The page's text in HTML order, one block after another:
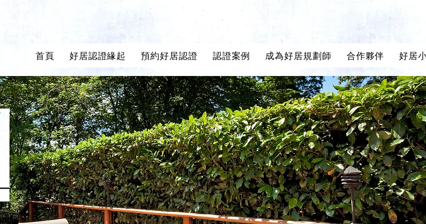
首頁 好居認證緣起 預約好居認證 認證案例 成為好居規劃師 合作夥伴 好居